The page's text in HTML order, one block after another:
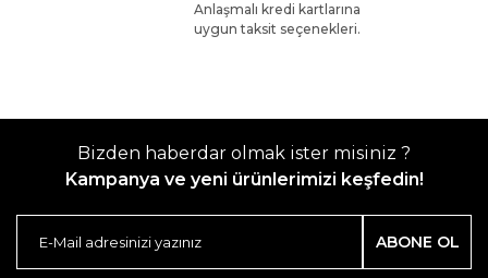
Anlaşmalı kredi kartlarına
uygun taksit seçenekleri.
Bizden haberdar olmak ister misiniz ?
Kampanya ve yeni ürünlerimizi keşfedin!
ABONE OL